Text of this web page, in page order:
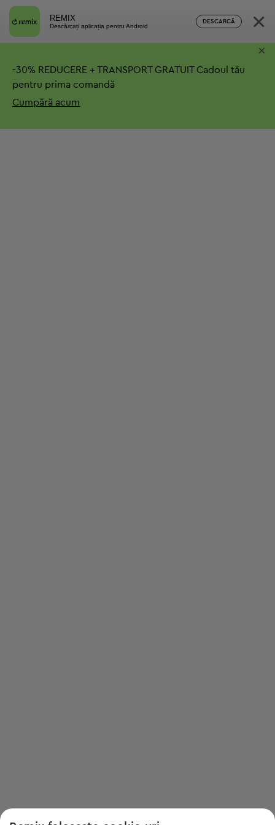
REMIX
Descărcați aplicația pentru Android
DESCARCĂ ×
-30% REDUCERE + TRANSPORT GRATUITCadoul tău
pentru prima comandă
Cumpără acum
×